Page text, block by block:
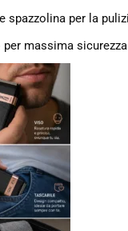
spazzolina per la
massima sicurezza